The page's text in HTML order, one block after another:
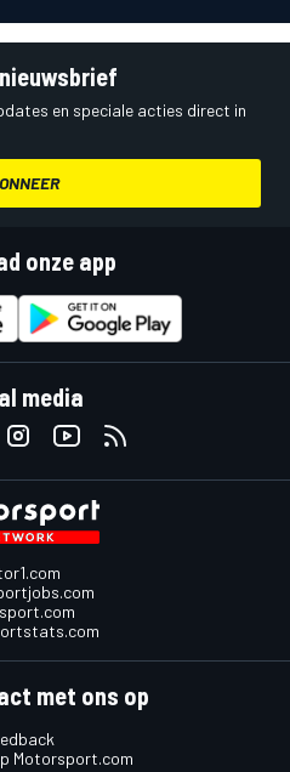
en speciale acties direct in
onze app
media
met ons op
Motorsport.com